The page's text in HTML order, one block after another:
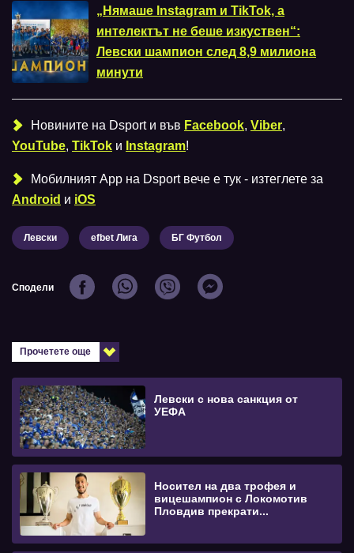
„Нямаше Instagram и TikTok, а
интелектът не беше изкуствен“:
Левски шампион след 8,9 милиона
минути
Новините на Dsport и във Facebook, Viber,
YouTube, TikTok и Instagram!
Мобилният Аpp на Dsport вече е тук - изтеглете за
Android и iOS
Левски efbet Лига БГ Футбол
Сподели
Прочетете още
Левски с нова санкция от
УЕФА
Носител на два трофея и
вицешампион с Локомотив
Пловдив прекрати...